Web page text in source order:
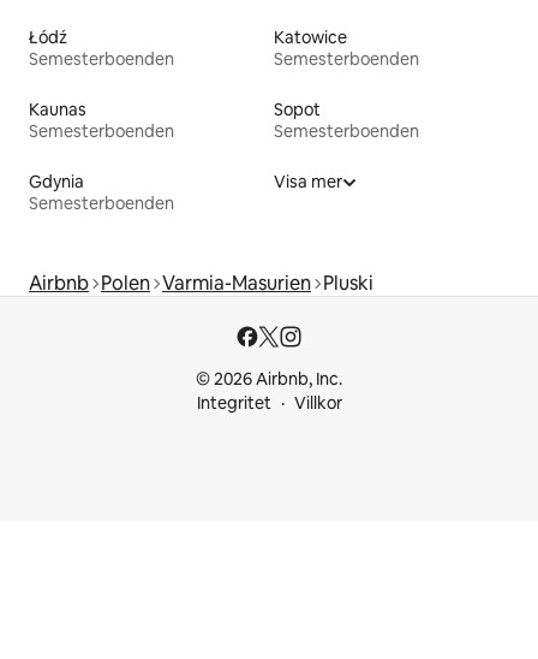
Łódź
Semesterboenden
Katowice
Semesterboenden
Kaunas
Semesterboenden
Sopot
Semesterboenden
Gdynia
Semesterboenden
Visa mer
Airbnb Polen Varmia-Masurien Pluski
© 2026 Airbnb, Inc.
Integritet
Villkor